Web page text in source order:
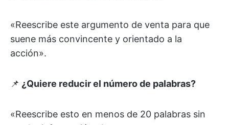
«Reescribe este argumento de venta para que
suene más convincente y orientado a la
acción».
📌 ¿Quiere reducir el número de palabras?
«Reescribe esto en menos de 20 palabras sin